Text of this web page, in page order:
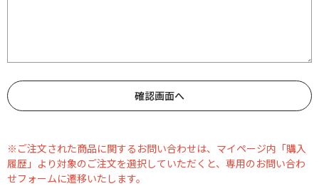
※ご注文された商品に関するお問い合わせは、マイページ内「購入
履歴」より対象のご注文を選択していただくと、専用のお問い合わ
せフォームに遷移いたします。